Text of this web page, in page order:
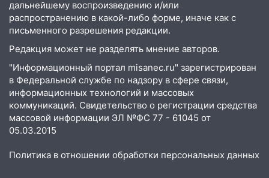
дальнейшему воспроизведению и/или
распространению в какой-либо форме, иначе как с
письменного разрешения редакции.
Редакция может не разделять мнение авторов.
"Информационный портал misanec.ru" зарегистрирован
в Федеральной службе по надзору в сфере связи,
информационных технологий и массовых
коммуникаций. Свидетельство о регистрации средства
массовой информации ЭЛ №ФС 77 - 61045 от
05.03.2015
Политика в отношении обработки персональных данных